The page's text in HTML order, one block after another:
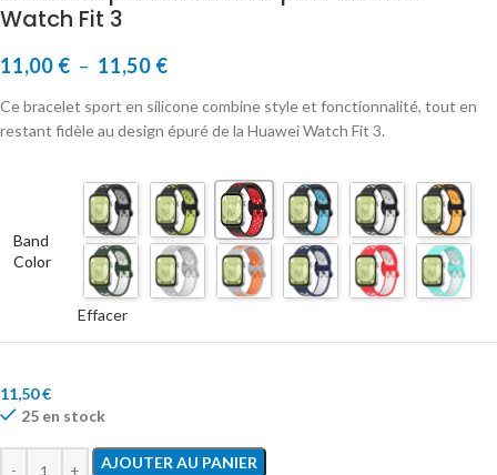
Watch Fit 3
11,00 € – 11,50 €
Ce bracelet sport en silicone combine style et fonctionnalité, tout en
restant fidèle au design épuré de la Huawei Watch Fit 3.
Band
Color
Effacer
11,50€
25 en stock
AJOUTER AU PANIER